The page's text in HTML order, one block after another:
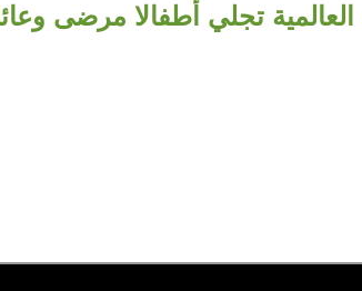
تجلي أطفالا مرضى